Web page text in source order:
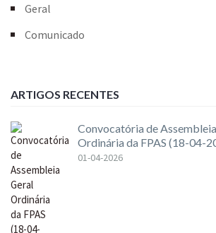
Geral
Comunicado
ARTIGOS RECENTES
Convocatória de
Ordinária da FPAS (18-04-
01-04-2026